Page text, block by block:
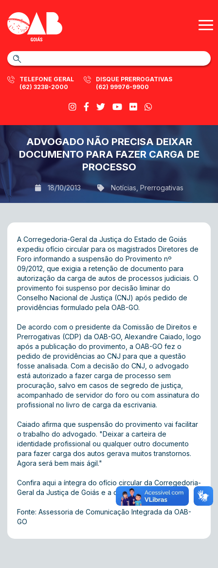
TELEFONE GERAL
(62) 3238-2000
DISQUE PRERROGATIVAS
(62) 99976-9900
ADVOGADO NÃO PRECISA DEIXAR
DOCUMENTO PARA FAZER CARGA DE
PROCESSO
18/10/2013 Notícias Prerrogativas
A Corregedoria-Geral da Justiça do Estado de Goiás
expediu ofício circular para os magistrados Diretores de
Foro informando a suspensão do Provimento nº
09/2012, que exigia a retenção de documento para
autorização da carga de autos de processos judiciais. O
provimento foi suspenso por decisão liminar do
Conselho Nacional de Justiça (CNJ) após pedido de
providências formulado pela OAB-GO.
De acordo com o presidente da Comissão de Direitos e
Prerrogativas (CDP) da OAB-GO, Alexandre Caiado, logo
após a publicação do provimento, a OAB-GO fez o
pedido de providências ao CNJ para que a questão
fosse analisada. Com a decisão do CNJ, o advogado
está autorizado a fazer carga de processo sem
procuração, salvo em casos de segredo de justiça,
acompanhado de servidor do foro ou com assinatura do
profissional no livro de carga da escrivania.
Caiado afirma que suspensão do provimento vai facilitar
o trabalho do advogado. "Deixar a carteira de
identidade profissional ou qualquer outro documento
para fazer carga dos autos gerava muitos transtornos.
Agora será bem mais ágil."
Confira aqui a íntegra do ofício circular da Corregedoria-
Geral da Justiça de Goiás e a decisão liminar do CNJ.
Fonte: Assessoria de Comunicação Integrada da OAB-
GO